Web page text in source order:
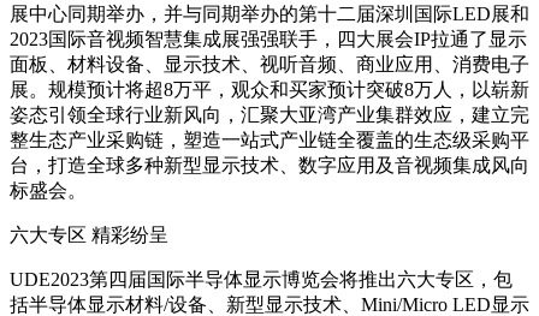
展中心同期举办，并与同期举办的第十二届深圳国际LED展和
2023国际音视频智慧集成展强强联手，四大展会IP拉通了显示
面板、材料设备、显示技术、视听音频、商业应用、消费电子
展。规模预计将超8万平，观众和买家预计突破8万人，以崭新
姿态引领全球行业新风向，汇聚大亚湾产业集群效应，建立完
整生态产业采购链，塑造一站式产业链全覆盖的生态级采购平
台，打造全球多种新型显示技术、数字应用及音视频集成风向
标盛会。
六大专区 精彩纷呈
UDE2023第四届国际半导体显示博览会将推出六大专区，包
括半导体显示材料/设备、新型显示技术、Mini/Micro LED显示